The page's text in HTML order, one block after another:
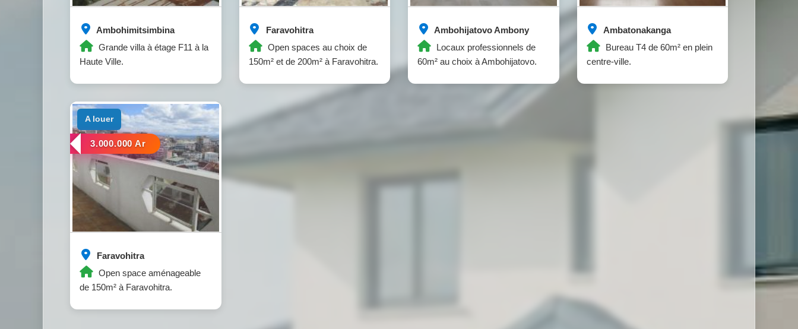
Ambohimitsimbina
Grande villa à étage F11 à la
Haute Ville.
Faravohitra
Open spaces au choix de
150m² et de 200m² à Faravohitra.
Ambohijatovo Ambony
Locaux professionnels de
60m² au choix à Ambohijatovo.
Ambatonakanga
Bureau T4 de 60m² en plein
centre-ville.
Faravohitra
Open space aménageable
de 150m² à Faravohitra.
a louer
3.000.000 Ar